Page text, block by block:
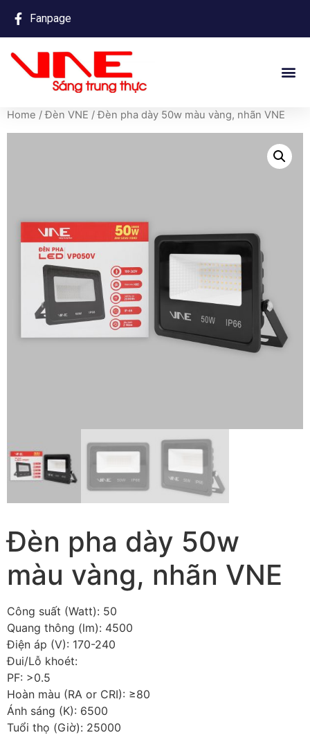
Fanpage
Home /Đèn VNE / Đèn pha dày 50w màu vàng, nhãn VNE
Đèn pha dày 50w
màu vàng, nhãn VNE
Công suất (Watt): 50
Quang thông (lm): 4500
Điện áp (V): 170-240
Đui/Lỗ khoét:
PF: >0.5
Hoàn màu (RA or CRI): ≥80
Ánh sáng (K): 6500
Tuổi thọ (Giờ): 25000